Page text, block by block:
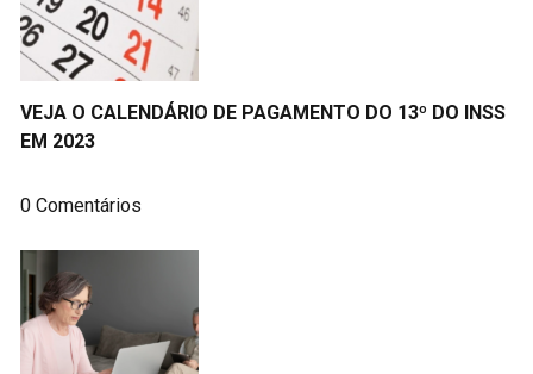
VEJA O CALENDÁRIO DE PAGAMENTO DO 13º DO INSS
EM 2023
0 Comentários